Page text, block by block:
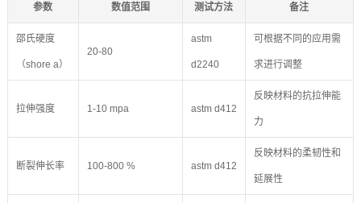
参数 数值范围 测试方法 备注
邵氏硬度
（shore a）
20-80
astm
d2240
可根据不同的应用需
求进行调整
拉伸强度 1-10 mpa astm d412
反映材料的抗拉伸能
力
断裂伸长率 100-800 % astm d412
反映材料的柔韧性和
延展性